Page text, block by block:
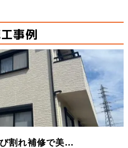
事例
割れ補修で美...